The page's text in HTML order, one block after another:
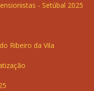
- Setúbal 2025
Ribeiro da Vila